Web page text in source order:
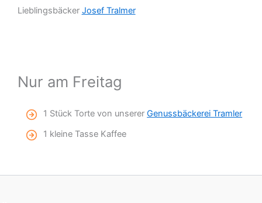
Lieblingsbäcker Josef Tralmer
Nur am Freitag
1 Stück Torte von unsererGenussbäckerei Tramler
1 kleine Tasse Kaffee